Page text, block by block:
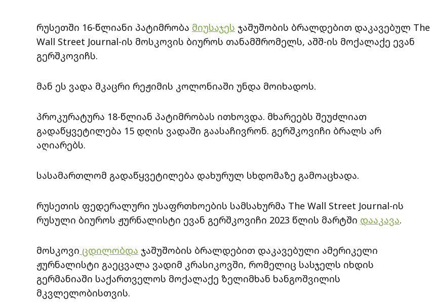
რუსეთში 16-წლიანი პატიმრობა მიუსაჯეს ჯაშუშობის ბრალდებით დაკავებულ The
Wall Street Journal-ის მოსკოვის ბიუროს თანამშრომელს, აშშ-ის მოქალაქე ევან
გერშკოვიჩს.
მან ეს ვადა მკაცრი რეჟიმის კოლონიაში უნდა მოიხადოს.
პროკურატურა 18-წლიან პატიმრობას ითხოვდა. მხარეებს შეუძლიათ
გადაწყვეტილება 15 დღის ვადაში გაასაჩივრონ. გერშკოვიჩი ბრალს არ
აღიარებს.
სასამართლომ გადაწყვეტილება დახურულ სხდომაზე გამოაცხადა.
რუსეთის ფედერალური უსაფრთხოების სამსახურმა The Wall Street Journal-ის
რუსული ბიუროს ჟურნალისტი ევან გერშკოვიჩი 2023 წლის მარტში დააკავა.
მოსკოვი ცდილობდა ჯაშუშობის ბრალდებით დაკავებული ამერიკელი
ჟურნალისტი გაეცვალა ვადიმ კრასიკოვში, რომელიც სასჯელს იხდის
გერმანიაში საქართველოს მოქალაქე ზელიმხან ხანგოშვილის
მკვლელობისთვის.